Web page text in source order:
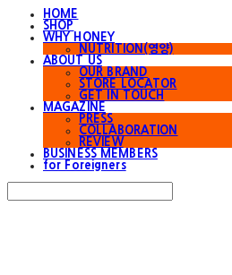
HOME
SHOP
WHY HONEY
NUTRITION(영양)
ABOUT US
OUR BRAND
STORE LOCATOR
GET IN TOUCH
MAGAZINE
PRESS
COLLABORATION
REVIEW
BUSINESS MEMBERS
for Foreigners